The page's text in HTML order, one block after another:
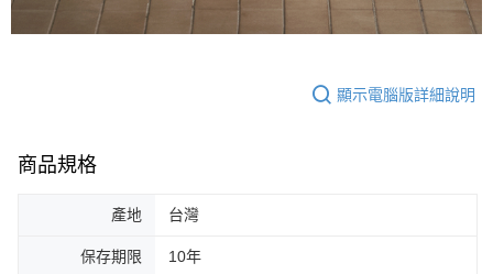
顯示電腦版詳細說明
商品規格
產地 台灣
保存期限 10年